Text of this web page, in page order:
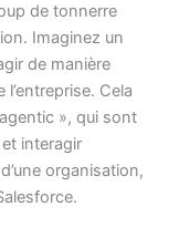
de tonnerre
Imaginez un
de manière
Cela
», qui sont
interagir
organisation,